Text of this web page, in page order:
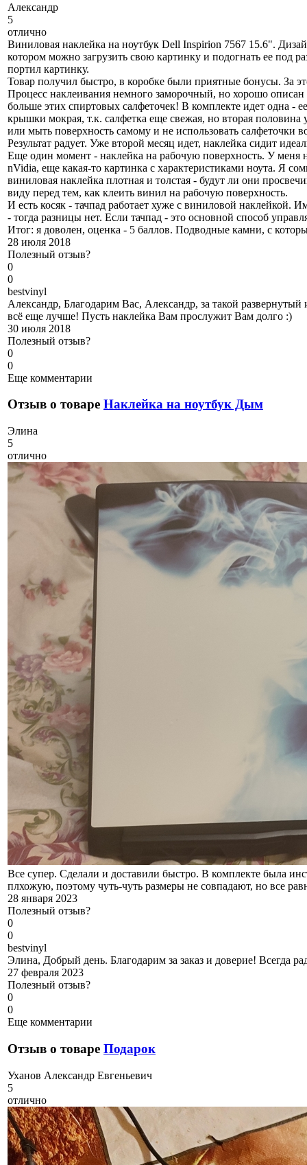
Александр
5
отлично
Виниловая наклейка на ноутбук Dell Inspirion 7567 15.6".
котором можно загрузить свою картинку и подогнать ее под
портил картинку.
Товар получил быстро, в коробке были приятные бонусы. За
Процесс наклеивания немного заморочный, но хорошо
больше этих спиртовых салфеточек! В комплекте идет одна -
крышки мокрая, т.к. салфетка еще свежая, но вторая
или мыть поверхность самому и не использовать салфеточки
Результат радует. Уже второй месяц идет, наклейка сидит
Еще один момент - наклейка на рабочую поверхность. У меня
nVidia, еще какая-то картинка с характеристиками ноута. Я
виниловая наклейка плотная и толстая - будут ли они
виду перед тем, как клеить винил на рабочую поверхность.
И есть косяк - тачпад работает хуже с виниловой наклейкой.
- тогда разницы нет. Если тачпад - это основной способ
Итог: я доволен, оценка - 5 баллов. Подводные камни, с
28 июля 2018
Полезный отзыв?
0
0
bestvinyl
Александр, Благодарим Вас, Александр, за такой
всё еще лучше! Пусть наклейка Вам прослужит Вам долго :)
30 июля 2018
Полезный отзыв?
0
0
Еще комментарии
Отзыв о товаре Наклейка на ноутбук Дым
Элина
5
отлично
Все супер. Сделали и доставили быстро. В комплекте была
плхожую, поэтому чуть-чуть размеры не совпадают, но все
28 января 2023
Полезный отзыв?
0
0
bestvinyl
Элина, Добрый день. Благодарим за заказ и доверие! Всегда
27 февраля 2023
Полезный отзыв?
0
0
Еще комментарии
Отзыв о товаре Подарок
Уханов Александр Евгеньевич
5
отлично